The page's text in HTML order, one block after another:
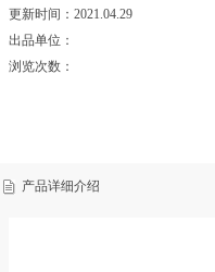
更新时间：2021.04.29
出品单位：
浏览次数：
产品详细介绍